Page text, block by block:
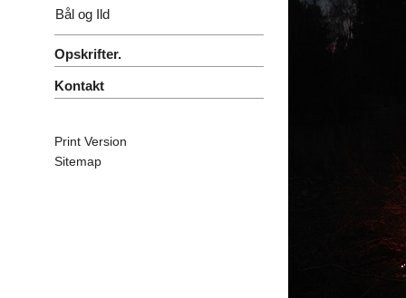
Bål og Ild
Opskrifter.
Kontakt
Print Version
Sitemap